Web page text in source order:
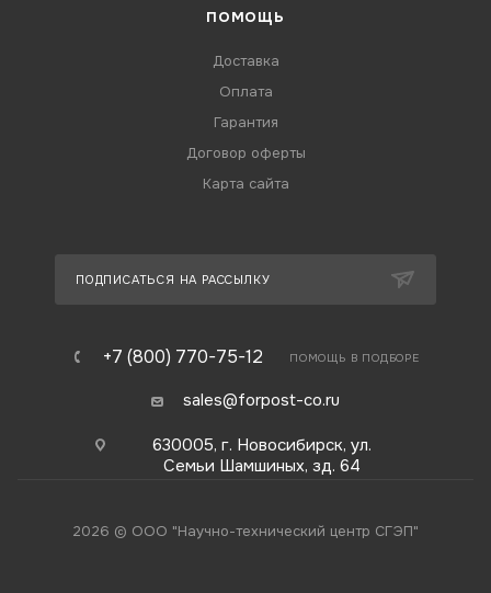
ПОМОЩЬ
Доставка
Оплата
Гарантия
Договор оферты
Карта сайта
ПОДПИСАТЬСЯ НА РАССЫЛКУ
+7 (800) 770-75-12 ПОМОЩЬ В ПОДБОРЕ
sales@forpost-co.ru
630005, г. Новосибирск, ул.
Семьи Шамшиных, зд. 64
2026 © ООО "Научно-технический центр СГЭП"